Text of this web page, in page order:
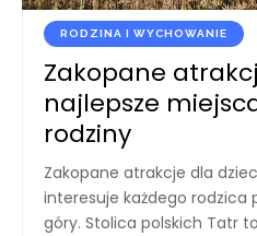
RODZINA I WYCHOWANIE
Zakopane
najlepsze
rodziny
Zakopane atrakcje dla
interesuje każdego rodzica
góry. Stolica polskich Tatr